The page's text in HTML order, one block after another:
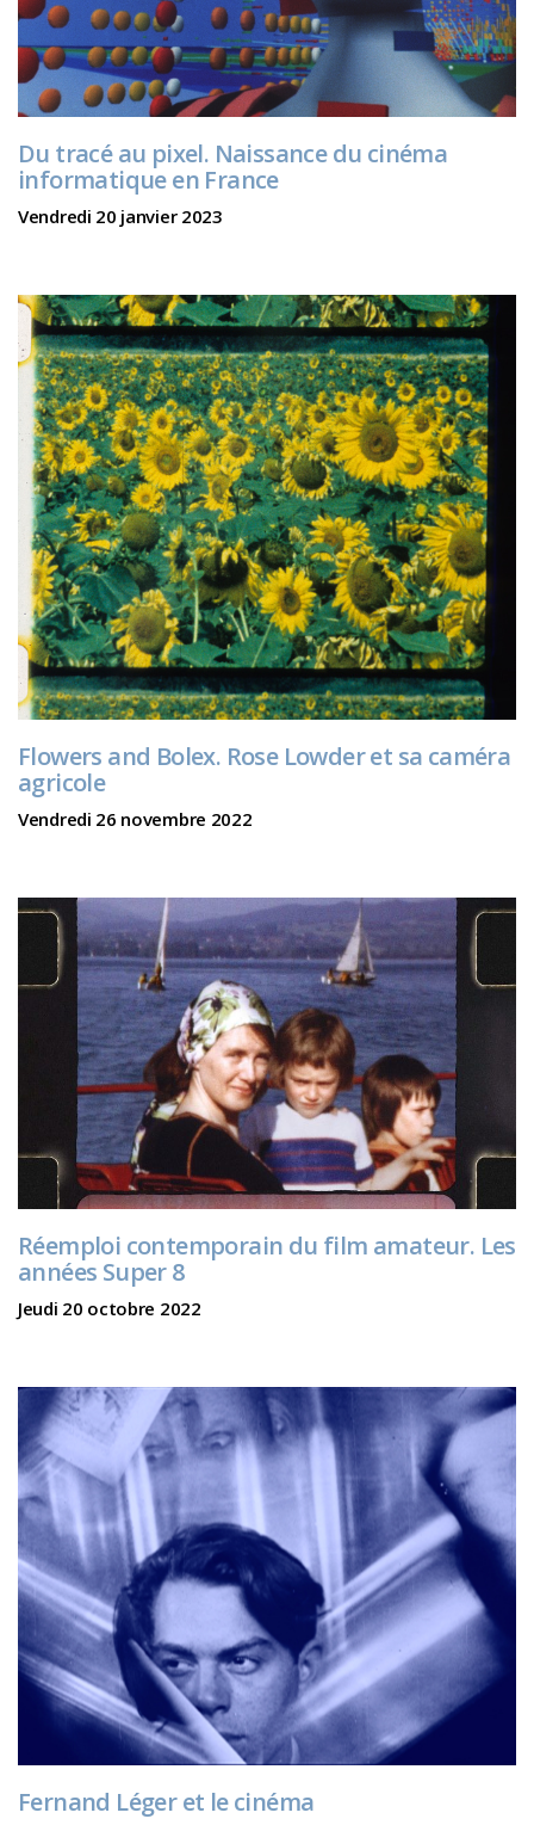
Du tracé au pixel. Naissance du cinéma
informatique en France
Vendredi 20 janvier 2023
Flowers and Bolex. Rose Lowder et sa caméra
agricole
Vendredi 26 novembre 2022
Réemploi contemporain du film amateur. Les
années Super 8
Jeudi 20 octobre 2022
Fernand Léger et le cinéma